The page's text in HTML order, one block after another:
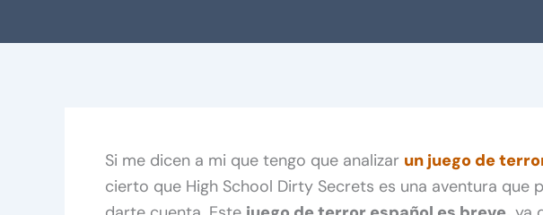
Si me dicen a mi que tengo que analizar un juego de
cierto que High School Dirty Secrets es una aventura que